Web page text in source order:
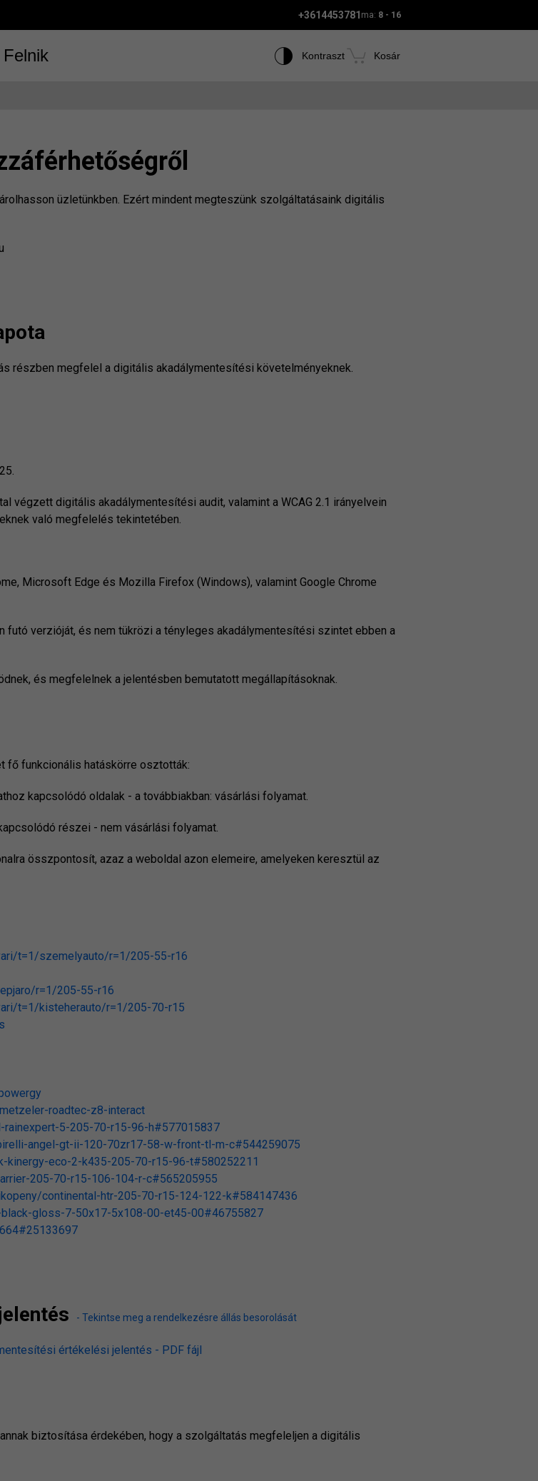
+3614453781 ma: 8 - 16
Felnik Kontraszt Kosár
üzletünkben. Ezért mindent megteszünk szolgáltatásaink digitális
részben megfelel a digitális akadálymentesítési követelményeknek.
végzett digitális akadálymentesítési audit, valamint a WCAG 2.1 irányelvein
való megfelelés tekintetében.
Microsoft Edge és Mozilla Firefox (Windows), valamint Google Chrome
futó verzióját, és nem tükrözi a tényleges akadálymentesítési szintet ebben a
és megfelelnek a jelentésben bemutatott megállapításoknak.
fő funkcionális hatáskörre osztották:
kapcsolódó oldalak - a továbbiakban: vásárlási folyamat.
részei - nem vásárlási folyamat.
összpontosít, azaz a weboldal azon elemeire, amelyeken keresztül az
t=1/szemelyauto/r=1/205-55-r16
r=1/205-55-r16
t=1/kisteherauto/r=1/205-70-r15
roadtec-z8-interact
5-205-70-r15-96-h#577015837
angel-gt-ii-120-70zr17-58-w-front-tl-m-c#544259075
kinergy-eco-2-k435-205-70-r15-96-t#580252211
205-70-r15-106-104-r-c#565205955
continental-htr-205-70-r15-124-122-k#584147436
gloss-7-50x17-5x108-00-et45-00#46755827
- Tekintse meg a rendelkezésre állás besorolását
értékelési jelentés - PDF fájl
biztosítása érdekében, hogy a szolgáltatás megfeleljen a digitális